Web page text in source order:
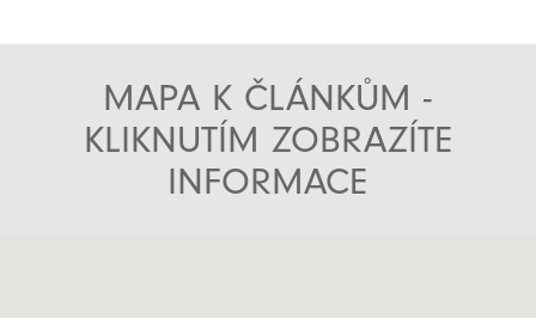
MAPA K ČLÁNKŮM -
KLIKNUTÍM ZOBRAZÍTE
INFORMACE